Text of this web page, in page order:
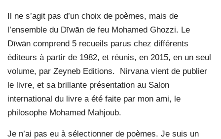
Il ne s’agit pas d’un choix de poèmes, mais de
l’ensemble du Dīwān de feu Mohamed Ghozzi. Le
Dīwān comprend 5 recueils parus chez différents
éditeurs à partir de 1982, et réunis, en 2015, en un seul
volume, par Zeyneb Editions.
Nirvana vient de publier
le livre, et sa brillante présentation au Salon
international du livre a été faite par mon ami, le
philosophe Mohamed Mahjoub.
Je n’ai pas eu à sélectionner de poèmes. Je suis un